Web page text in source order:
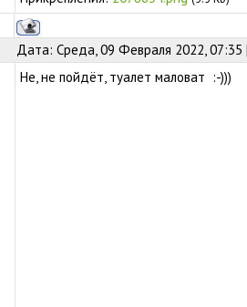
Дата: Среда, 09 Февраля 2022,
Не, не пойдёт, туалет маловат :-)))